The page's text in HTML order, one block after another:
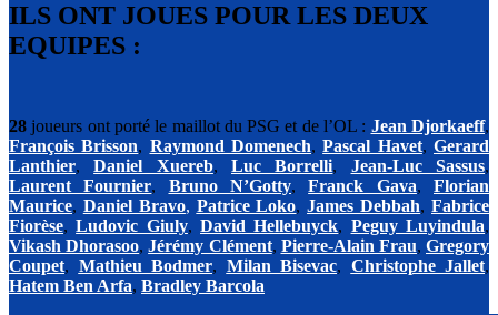
ILS ONT JOUES POUR LES DEUX
EQUIPES :
28 joueurs ont porté le maillot du PSG et de l’OL : Jean Djorkaeff,
François Brisson, Raymond Domenech,Pascal Havet,Gerard
Lanthier,Daniel Xuereb,Luc Borrelli, Jean-Luc Sassus,
Laurent Fournier, Bruno N’Gotty,Franck Gava,Florian
Maurice, Daniel Bravo, Patrice Loko,James Debbah,Fabrice
Fiorèse,Ludovic Giuly,David Hellebuyck, Peguy Luyindula,
Vikash Dhorasoo,Jérémy Clément, Pierre-Alain Frau,Gregory
Coupet, Mathieu Bodmer, Milan Bisevac, Christophe Jallet,
Hatem Ben Arfa, Bradley Barcola